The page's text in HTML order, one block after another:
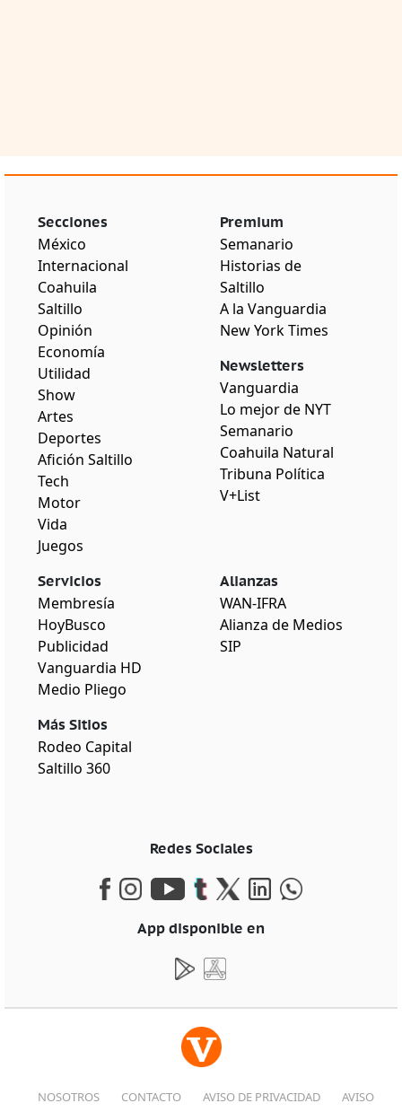
Secciones
México
Internacional
Coahuila
Saltillo
Opinión
Economía
Utilidad
Show
Artes
Deportes
Afición Saltillo
Tech
Motor
Vida
Juegos
Premium
Semanario
Historias de
Saltillo
A la Vanguardia
New York Times
Newsletters
Vanguardia
Lo mejor de NYT
Semanario
Coahuila Natural
Tribuna Política
V+List
Servicios
Membresía
HoyBusco
Publicidad
Vanguardia HD
Medio Pliego
Más Sitios
Rodeo Capital
Saltillo 360
Alianzas
WAN-IFRA
Alianza de Medios
SIP
Redes Sociales
App disponible en
NOSOTROS CONTACTO AVISO DE PRIVACIDAD
AVISO